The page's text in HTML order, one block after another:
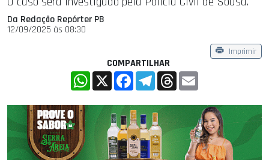
Da Redação Repórter PB
12/09/2025 às 08:30
Imprimir
COMPARTILHAR
WhatsApp
X FacebookTelegramThreads